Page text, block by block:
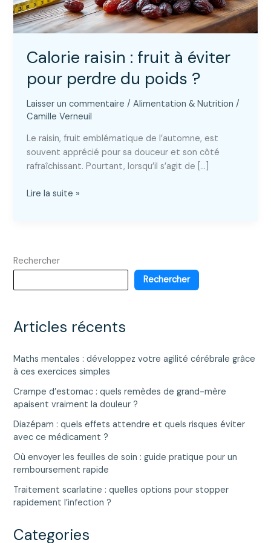
Calorie raisin : fruit à éviter
pour perdre du poids ?
Laisser un commentaire /Alimentation & Nutrition /
Camille Verneuil
Le raisin, fruit emblématique de l’automne, est
souvent apprécié pour sa douceur et son côté
rafraîchissant. Pourtant, lorsqu’il s’agit de […]
Calorie
éviter
perdre
poids
?
Lire la suite »
Rechercher
Rechercher
Articles récents
Maths mentales : développez votre agilité cérébrale grâce
à ces exercices simples
Crampe d’estomac : quels remèdes de grand-mère
apaisent vraiment la douleur ?
Diazépam : quels effets attendre et quels risques éviter
avec ce médicament ?
Où envoyer les feuilles de soin : guide pratique pour un
remboursement rapide
Traitement scarlatine : quelles options pour stopper
rapidement l’infection ?
Categories